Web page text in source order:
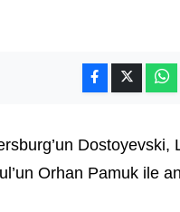
Dostoyevski,
Orhan Pamuk ile